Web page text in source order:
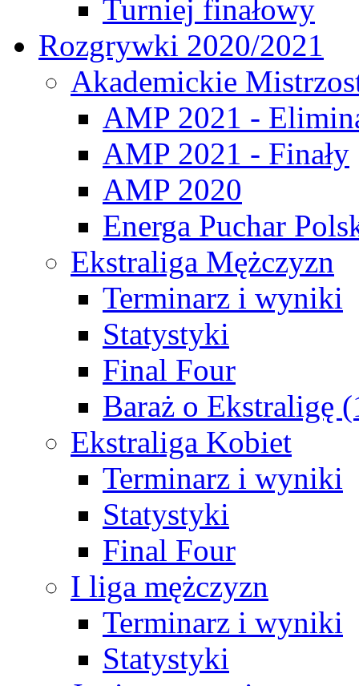
Turniej finałowy
Rozgrywki 2020/2021
Akademickie
AMP 2021 -
AMP 2021 - Finały
AMP 2020
Energa Puchar
Ekstraliga Mężczyzn
Terminarz i wyniki
Statystyki
Final Four
Baraż o Ekstraligę
Ekstraliga Kobiet
Terminarz i wyniki
Statystyki
Final Four
I liga mężczyzn
Terminarz i wyniki
Statystyki